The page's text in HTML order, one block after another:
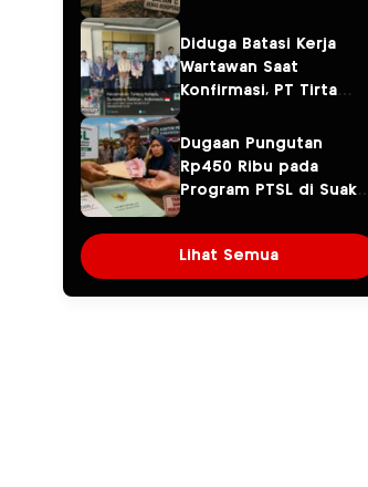
Diduga Batasi Kerja
Wartawan Saat
Konfirmasi, PT Tirta
Sorotan
Dugaan Pungutan
Rp450 Ribu pada
Program PTSL di Suak
Warga Khawatir Kasus
Sembawa Terulang
Lihat Semua